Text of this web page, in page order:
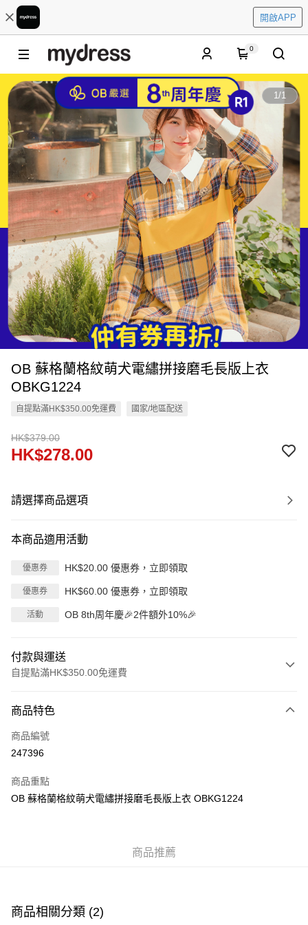
開啟APP
0
1/1
OB 蘇格蘭格紋萌犬電繡拼接磨毛長版上衣
OBKG1224
自提點滿HK$350.00免運費 國家/地區配送
HK$379.00
HK$278.00
請選擇商品選項
本商品適用活動
優惠券 HK$20.00 優惠券，立即領取
優惠券 HK$60.00 優惠券，立即領取
活動 OB 8th周年慶🎉2件額外10%🎉
付款與運送
自提點滿HK$350.00免運費
信用卡
Apple Pay
PayMe
付款後順豐站及營業點
商品特色
商品編號
247396
商品重點
OB 蘇格蘭格紋萌犬電繡拼接磨毛長版上衣 OBKG1224
商品推薦
商品相關分類 (2)